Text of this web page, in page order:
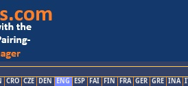
CRO CZE DEN ENG ESP FAI FIN FRA GER GRE INA